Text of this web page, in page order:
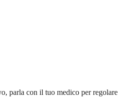
parla con il tuo medico per regolare